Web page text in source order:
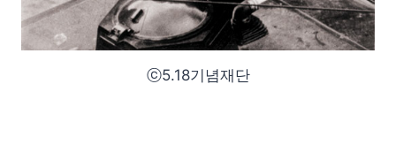
ⓒ5.18기념재단